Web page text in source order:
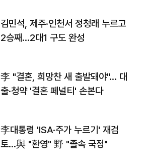
김민석, 제주·인천서 정청래 누르고
2승째…2대1 구도 완성
李 "결혼, 희망찬 새 출발돼야"… 대
출·청약 '결혼 페널티' 손본다
李대통령 'ISA·주가 누르기' 재검
토…與 "환영" 野 "졸속 국정"